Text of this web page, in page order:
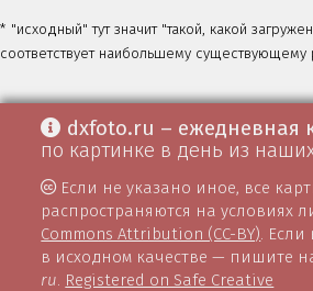
* "исходный" тут значит "такой, какой
соответствует наибольшему существующему
dxfoto.ru – ежедневная
по картинке в день из
Если не указано иное, все
распространяются на условиях
Commons Attribution (CC-BY).
в исходном качестве — пишите
ru. Registered on Safe Creative